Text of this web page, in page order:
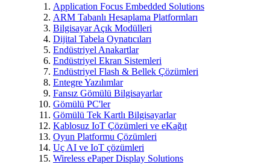
Application Focus Embedded Solutions
ARM Tabanlı Hesaplama Platformları
Bilgisayar Açık Modülleri
Dijital Tabela Oynatıcıları
Endüstriyel Anakartlar
Endüstriyel Ekran Sistemleri
Endüstriyel Flash & Bellek Çözümleri
Entegre Yazılımlar
Fansız Gömülü Bilgisayarlar
Gömülü PC'ler
Gömülü Tek Kartlı Bilgisayarlar
Kablosuz IoT Çözümleri ve eKağıt
Oyun Platformu Çözümleri
Uç AI ve IoT çözümleri
Wireless ePaper Display Solutions